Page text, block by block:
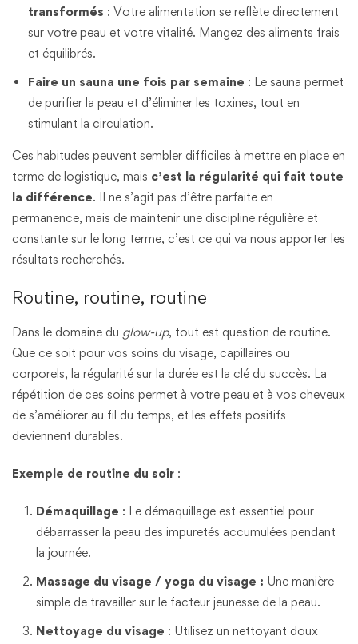
transformés : Votre alimentation se reflète directement
sur votre peau et votre vitalité. Mangez des aliments frais
et équilibrés.
Faire un sauna une fois par semaine : Le sauna permet
de purifier la peau et d’éliminer les toxines, tout en
stimulant la circulation.
Ces habitudes peuvent sembler difficiles à mettre en place en
terme de logistique, mais c’est la régularité qui fait toute
la différence. Il ne s’agit pas d’être parfaite en
permanence, mais de maintenir une discipline régulière et
constante sur le long terme, c’est ce qui va nous apporter les
résultats recherchés.
Routine, routine, routine
Dans le domaine du glow-up, tout est question de routine.
Que ce soit pour vos soins du visage, capillaires ou
corporels, la régularité sur la durée est la clé du succès. La
répétition de ces soins permet à votre peau et à vos cheveux
de s’améliorer au fil du temps, et les effets positifs
deviennent durables.
Exemple de routine du soir :
Démaquillage : Le démaquillage est essentiel pour
débarrasser la peau des impuretés accumulées pendant
la journée.
Massage du visage / yoga du visage : Une manière
simple de travailler sur le facteur jeunesse de la peau.
Nettoyage du visage : Utilisez un nettoyant doux